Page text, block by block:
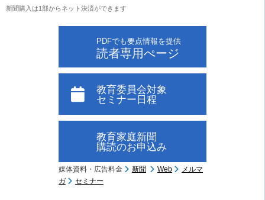
新聞購入は1部からネット決済ができます
PDFでも要点情報を提供
読者専用ぺージ
教育委員会対象
セミナー日程
教育家庭新聞
購読のお申込み
媒体資料・広告料金 新聞 Web
メルマ
ガ
セミナー